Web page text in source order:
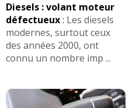
Diesels : volant moteur
défectueux: Les diesels
modernes, surtout ceux
des années 2000, ont
connu un nombre imp ...